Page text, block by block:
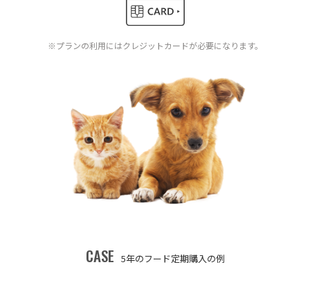
※プランの利用にはクレジットカードが必要になります。
CASE 5年のフード定期購入の例